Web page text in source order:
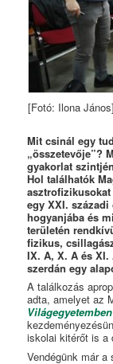
[Fotó: Ilona János]
Mit csinál egy
„összetevője”?
gyakorlat
Hol találhatók
egy XXI.
hogyanjába és
területén
fizikus,
IX. A, X. A és
szerdán egy
A találkozás
adta, amelyet az
iskolai kitérőt is a
Vendégünk már